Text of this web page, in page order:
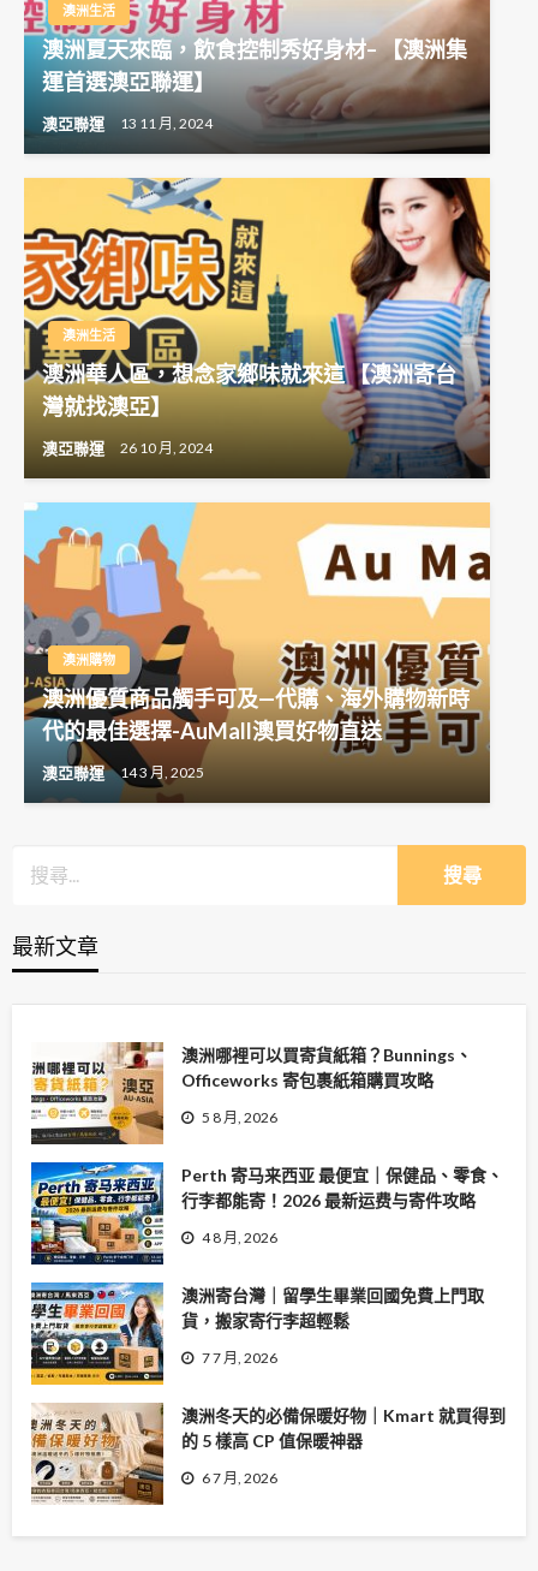
最新文章
澳洲哪裡可以買寄貨紙箱？Bunnings、
Officeworks 寄包裹紙箱購買攻略
5 8 月, 2026
Perth 寄马来西亚 最便宜｜保健品、零食、
行李都能寄！2026 最新运费与寄件攻略
4 8 月, 2026
澳洲寄台灣｜留學生畢業回國免費上門取
貨，搬家寄行李超輕鬆
7 7 月, 2026
澳洲冬天的必備保暖好物｜Kmart 就買得到
的 5 樣高 CP 值保暖神器
6 7 月, 2026
澳洲生活
澳洲夏天來臨，飲食控制秀好身材– 【澳洲集
運首選澳亞聯運】
澳亞聯運 13 11 月, 2024
澳洲生活
澳洲華人區，想念家鄉味就來這 【澳洲寄台
灣就找澳亞】
澳亞聯運 26 10 月, 2024
澳洲購物
澳洲優質商品觸手可及—代購、海外購物新時
代的最佳選擇-AuMall澳買好物直送
澳亞聯運 14 3 月, 2025